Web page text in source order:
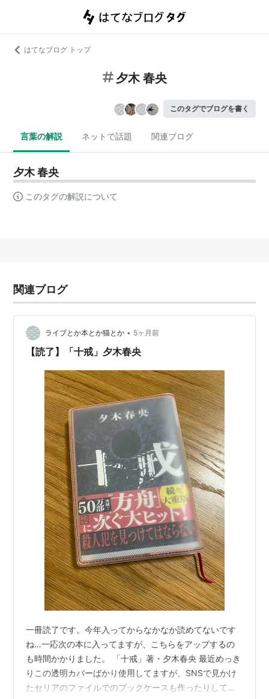
はてなブログ トップ
夕木 春央
このタグでブログを書く
言葉の解説 ネットで話題 関連ブログ
夕木 春央
このタグの解説について
関連ブログ
ライブとか本とか猫とか • 5ヶ月前
【読了】「十戒」夕木春央
一冊読了です。今年入ってからなかなか読めてないです
ね…一応次の本に入ってますが、こちらをアップするの
も時間かかりました。 「十戒」著・夕木春央 最近めっき
りこの透明カバーばかり使用してますが、SNSで見かけ
たセリアのファイルでのブックケースも作ったりしてま